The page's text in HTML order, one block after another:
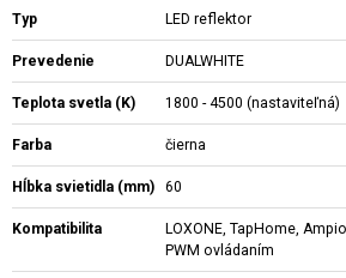
Typ LED reflektor
Prevedenie DUALWHITE
Teplota svetla (K) 1800 - 4500 (nastaviteľná)
Farba čierna
Hĺbka svietidla (mm) 60
Kompatibilita
LOXONE, TapHome,
PWM ovládaním